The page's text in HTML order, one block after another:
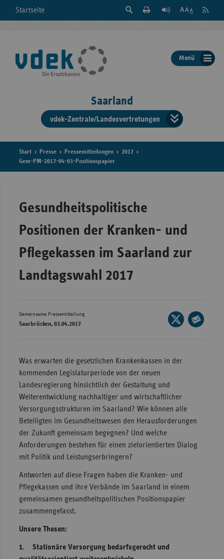
Startseite
Suche
der
Seite
Feed
Menü
Saarland
vdek-Zentrale/Landesvertretungen
der
Start Presse Pressemitteilungen
2017
Gem-PM-2017-04-03-Positionspapier
Gesundheitspolitische
Positionen der Kranken- und
Pflegekassen im Saarland zur
Landtagswahl 2017
Gemeinsame Pressemitteilung
Saarbrücken, 03.04.2017
Seite
auf
Was erwarten die gesetzlichen Krankenkassen in der
kommenden Legislaturperiode von der neuen
Landesregierung hinsichtlich der Gestaltung und
Weiterentwicklung nachhaltiger und wirtschaftlicher
Versorgungsstrukturen im Saarland? Wie können alle
Beteiligten im Gesundheitswesen den Herausforderungen
der Zukunft gemeinsam begegnen? Und welche
Anforderungen bestehen für einen zielorientierten Dialog
mit Politik und Leistungserbringern?
Antworten auf diese Fragen haben die Kranken- und
Pflegekassen und ihre Verbände im Saarland in einem
gemeinsamen gesundheitspolitischen Positionspapier
zusammengefasst.
Unsere Thesen:
1. Stationäre Versorgung bedarfsgerecht und